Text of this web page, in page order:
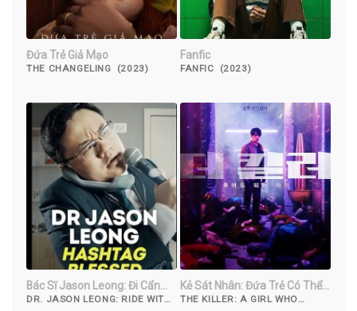
Đứa Trẻ Giả Mạo
THE CHANGELING (2023)
Fanfic
FANFIC (2023)
Bác Sĩ Jason Leong: Đi Cẩn
Thận
DR. JASON LEONG: RIDE WITH
Kẻ Sát Nhân: Đứa Trẻ Có Thể
Chết
THE KILLER: A GIRL WHO